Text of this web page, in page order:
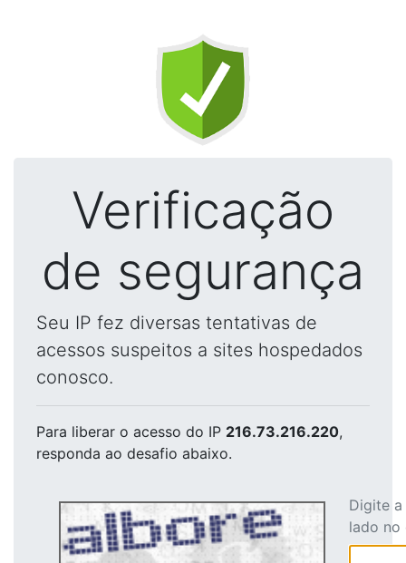
Verificação
de segurança
Seu IP fez diversas tentativas de
acessos suspeitos a sites hospedados
conosco.
Para liberar o acesso do IP 216.73.216.220,
responda ao desafio abaixo.
Digite
lado no